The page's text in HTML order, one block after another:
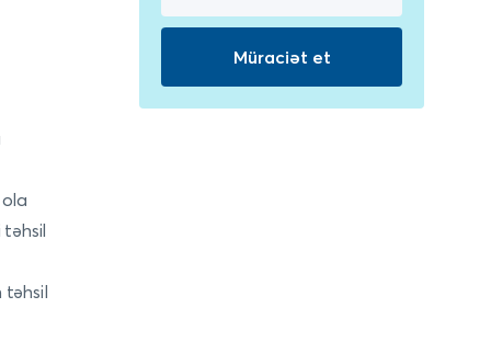
təhsil
Müraciət et